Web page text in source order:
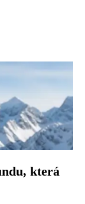
která